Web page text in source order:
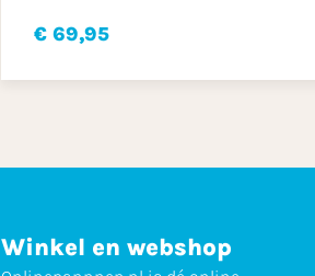
€ 69,95
Winkel en webshop